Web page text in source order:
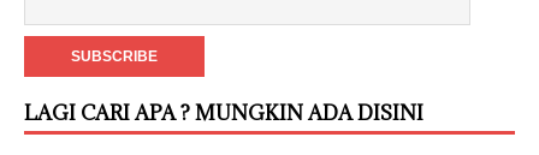
LAGI CARI APA ? MUNGKIN ADA DISINI